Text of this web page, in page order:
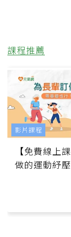
課程推薦
【免費線上
做的運動紓
影片課程